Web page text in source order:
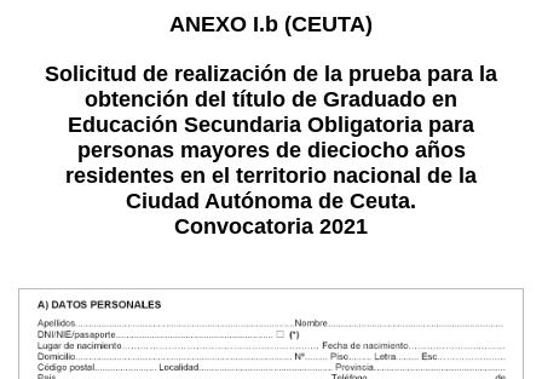
ANEXO I.b (CEUTA)
Solicitud de realización de la prueba para la
obtención del título de Graduado en
Educación Secundaria Obligatoria para
personas mayores de dieciocho años
residentes en el territorio nacional de la
Ciudad Autónoma de Ceuta.
Convocatoria 2021